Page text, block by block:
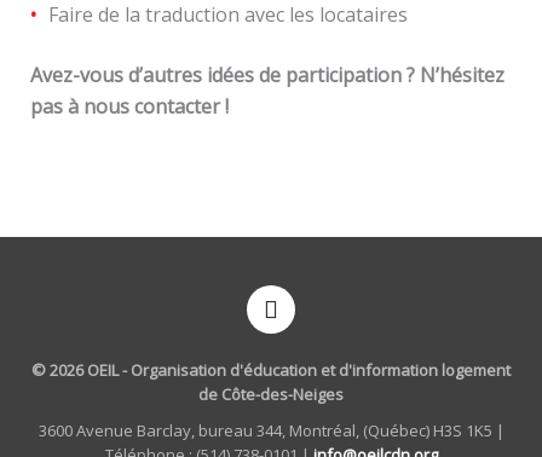
Faire de la traduction avec les locataires
Avez-vous d’autres idées de participation ? N’hésitez
pas à nous contacter !
F
a
c
e
b
o
© 2026 OEIL - Organisation d'éducation et d'information logement
de Côte-des-Neiges
3600 Avenue Barclay, bureau 344, Montréal, (Québec) H3S 1K5 |